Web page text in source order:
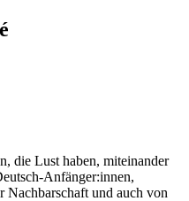
die Lust haben, miteinander
Anfänger:innen,
Nachbarschaft und auch von